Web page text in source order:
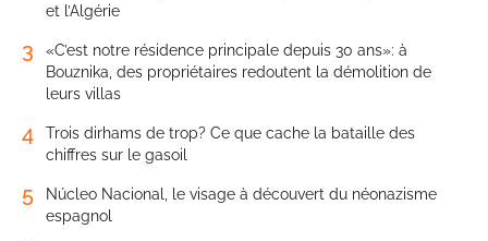
et l’Algérie
3
«C’est notre résidence principale depuis 30 ans»: à
Bouznika, des propriétaires redoutent la démolition de
leurs villas
4
Trois dirhams de trop? Ce que cache la bataille des
chiffres sur le gasoil
5
Núcleo Nacional, le visage à découvert du néonazisme
espagnol